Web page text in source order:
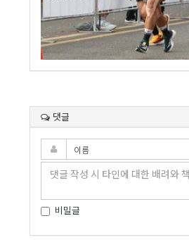
댓글
비밀글